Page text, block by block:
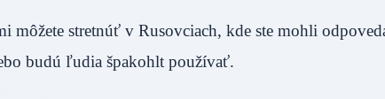
môžete stretnúť v Rusovciach, kde ste mohli
budú ľudia špakohlt používať.